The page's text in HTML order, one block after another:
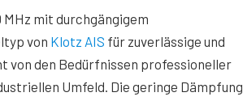
MHz mit durchgängigem
von Klotz AIS für zuverlässige und
von den Bedürfnissen professioneller
Umfeld. Die geringe Dämpfung